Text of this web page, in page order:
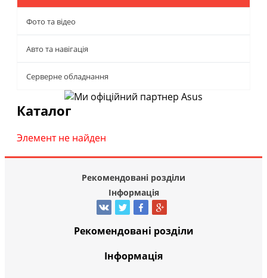
Фото та відео
Авто та навігація
Серверне обладнання
Каталог
Элемент не найден
Рекомендовані розділи
Інформація
Рекомендовані розділи
Інформація